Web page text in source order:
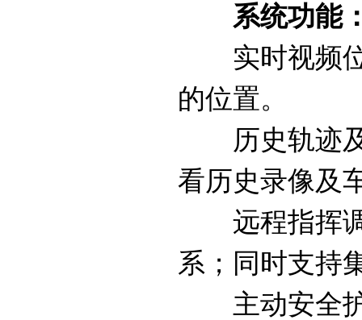
系统功能
实时视频位
的位置。
历史轨迹及
看历史录像及
远程指挥调
系；同时支持
主动安全护